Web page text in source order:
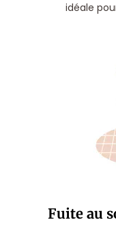
idéale
Fuite au